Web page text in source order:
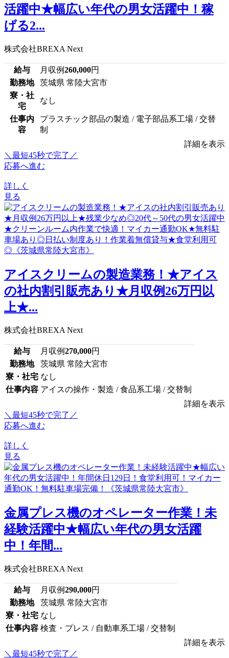
活躍中★幅広い年代の男女活躍中！稼
げる2...
株式会社BREXA Next
給与 月収例260,000円
勤務地
茨城県 常陸大宮市
寮・社
宅
なし
仕事内
容
プラスチック部品の製造 / 電子部品系工場 / 交替
制
詳細を表示
＼最短45秒で完了／
応募へ進む
詳しく
見る
アイスクリームの製造業務！★アイス
の社内割引販売あり★月収例26万円以
上★...
株式会社BREXA Next
給与 月収例270,000円
勤務地
茨城県 常陸大宮市
寮・社宅 なし
仕事内容 アイスの操作・製造 / 食品系工場 / 交替制
詳細を表示
＼最短45秒で完了／
応募へ進む
詳しく
見る
金属プレス機のオペレーター作業！未
経験活躍中★幅広い年代の男女活躍
中！年間...
株式会社BREXA Next
給与 月収例290,000円
勤務地
茨城県 常陸大宮市
寮・社宅 なし
仕事内容 検査・プレス / 自動車系工場 / 交替制
詳細を表示
＼最短45秒で完了／